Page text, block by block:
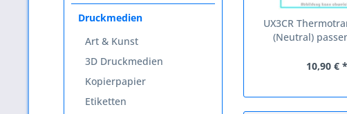
Druckmedien
Art & Kunst
3D Druckmedien
Kopierpapier
Etiketten
UX3CR
(Neutral)
10,90 € *